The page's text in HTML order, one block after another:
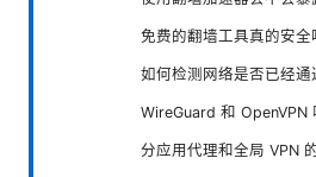
免费的翻墙工具真的安全
如何检测网络是否已经通
WireGuard 和 OpenVPN
分应用代理和全局 VPN